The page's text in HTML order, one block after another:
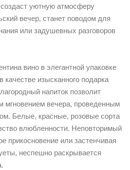
уютную атмосферу
вечер, станет поводом для
или задушевных разговоров
вино в элегантной упаковке
качестве изысканного подарка
напиток позволит
мгновением вечера, проведенным
Белые, красные, розовые сорта
влюбленности. Неповторимый
прикосновение или застенчивая
неспешно раскрывается